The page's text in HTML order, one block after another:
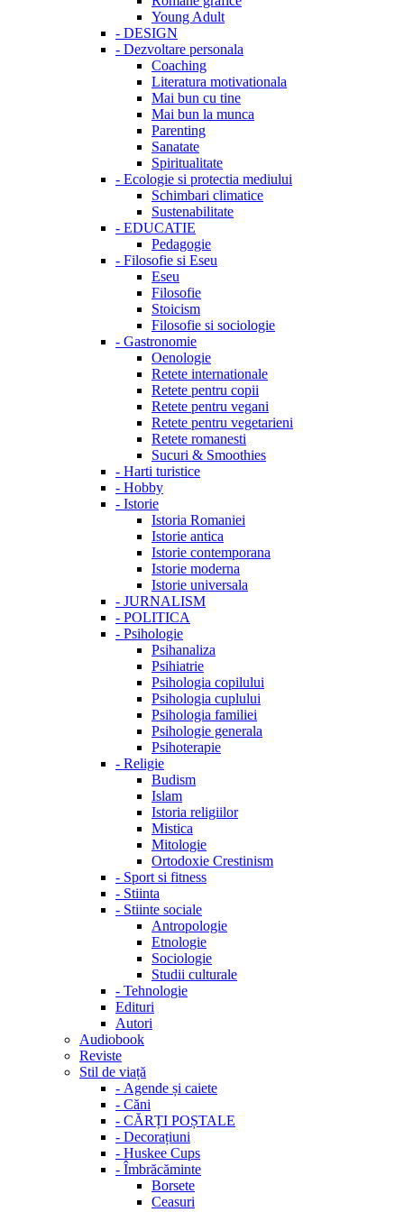
Young Adult
- DESIGN
- Dezvoltare personala
Coaching
Literatura motivationala
Mai bun cu tine
Mai bun la munca
Parenting
Sanatate
Spiritualitate
- Ecologie si protectia mediului
Schimbari climatice
Sustenabilitate
- EDUCATIE
Pedagogie
- Filosofie si Eseu
Eseu
Filosofie
Stoicism
Filosofie si sociologie
- Gastronomie
Oenologie
Retete internationale
Retete pentru copii
Retete pentru vegani
Retete pentru vegetarieni
Retete romanesti
Sucuri & Smoothies
- Harti turistice
- Hobby
- Istorie
Istoria Romaniei
Istorie antica
Istorie contemporana
Istorie moderna
Istorie universala
- JURNALISM
- POLITICA
- Psihologie
Psihanaliza
Psihiatrie
Psihologia copilului
Psihologia cuplului
Psihologia familiei
Psihologie generala
Psihoterapie
- Religie
Budism
Islam
Istoria religiilor
Mistica
Mitologie
Ortodoxie Crestinism
- Sport si fitness
- Stiinta
- Stiinte sociale
Antropologie
Etnologie
Sociologie
Studii culturale
- Tehnologie
Edituri
Autori
Audiobook
Reviste
Stil de viață
- Agende și caiete
- Căni
- CĂRȚI POȘTALE
- Decorațiuni
- Huskee Cups
- Îmbrăcăminte
Borsete
Ceasuri